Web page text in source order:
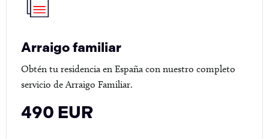
Arraigo familiar
Obtén tu residencia en España con nuestro completo
servicio de Arraigo Familiar.
490 EUR